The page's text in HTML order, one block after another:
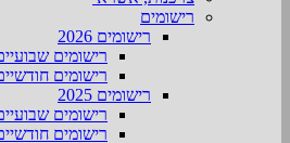
רישומים
רישומים 2026
רישומים שבועיים
רישומים חודשיים
רישומים 2025
רישומים שבועיים
רישומים חודשיים